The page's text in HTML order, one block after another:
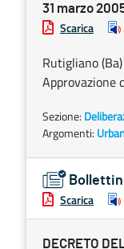
31 marzo
Scarica
Rutigliano
Approvazione
Sezione:
Argomenti:
Scarica
DECRETO